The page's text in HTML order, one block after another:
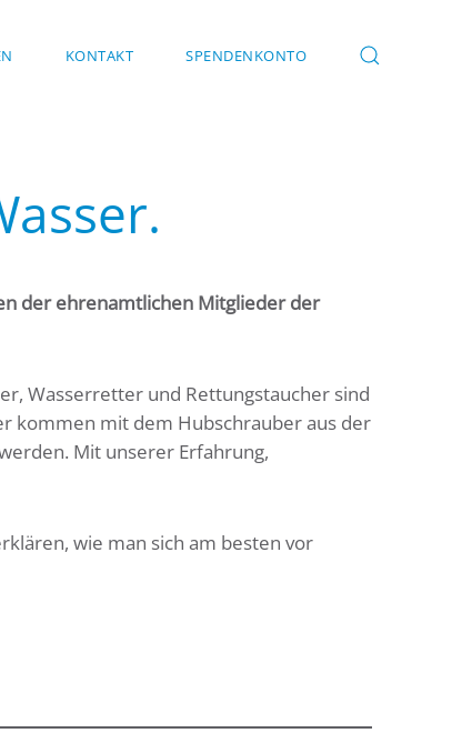
KONTAKT SPENDENKONTO
der ehrenamtlichen Mitglieder der
Wasserretter und Rettungstaucher sind
kommen mit dem Hubschrauber aus der
Mit unserer Erfahrung,
wie man sich am besten vor